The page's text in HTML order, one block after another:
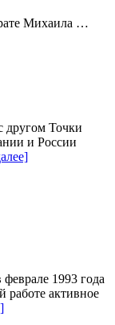
Михаила …
другом Точки
и России
1993 года
работе активное